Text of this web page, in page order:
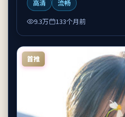
高清
流畅
9.3万
133个月前
首推